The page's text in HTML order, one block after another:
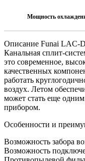
Мощность
Описание Funai LAC-
Канальная сплит-
это современное,
качественных
работать
воздух. Летом
может стать еще
прибором.
Особенности и
Возможность забора
Возможность